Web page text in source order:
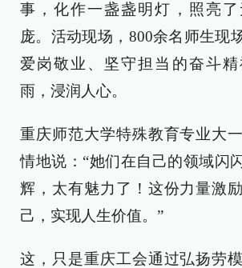
事，化作一盏盏明灯，照亮
庞。活动现场，800余名师生现
爱岗敬业、坚守担当的奋斗
雨，浸润人心。
重庆师范大学特殊教育专业大
情地说：“她们在自己的领域闪
辉，太有魅力了！这份力量激
己，实现人生价值。”
这，只是重庆工会通过弘扬劳